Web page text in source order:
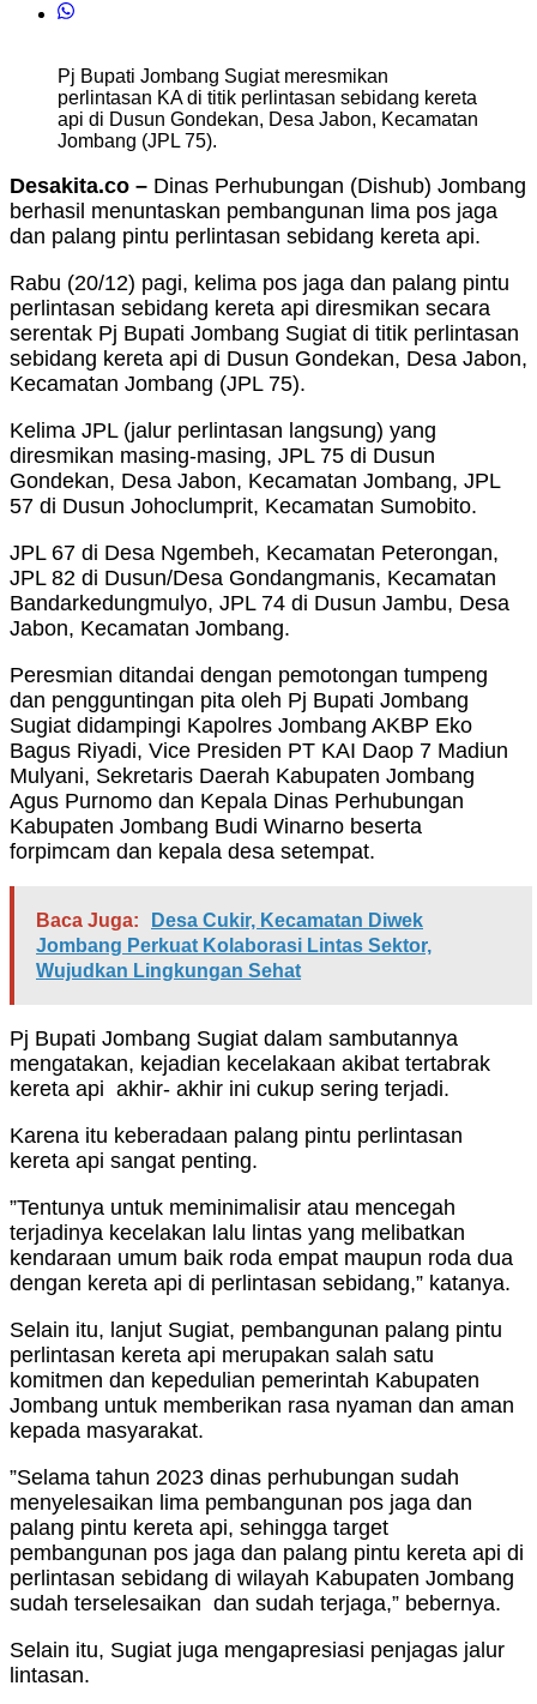
Pj Bupati Jombang Sugiat meresmikan
perlintasan KA di titik perlintasan sebidang kereta
api di Dusun Gondekan, Desa Jabon, Kecamatan
Jombang (JPL 75).
Desakita.co – Dinas Perhubungan (Dishub) Jombang
berhasil menuntaskan pembangunan lima pos jaga
dan palang pintu perlintasan sebidang kereta api.
Rabu (20/12) pagi, kelima pos jaga dan palang pintu
perlintasan sebidang kereta api diresmikan secara
serentak Pj Bupati Jombang Sugiat di titik perlintasan
sebidang kereta api di Dusun Gondekan, Desa Jabon,
Kecamatan Jombang (JPL 75).
Kelima JPL (jalur perlintasan langsung) yang
diresmikan masing-masing, JPL 75 di Dusun
Gondekan, Desa Jabon, Kecamatan Jombang, JPL
57 di Dusun Johoclumprit, Kecamatan Sumobito.
JPL 67 di Desa Ngembeh, Kecamatan Peterongan,
JPL 82 di Dusun/Desa Gondangmanis, Kecamatan
Bandarkedungmulyo, JPL 74 di Dusun Jambu, Desa
Jabon, Kecamatan Jombang.
Peresmian ditandai dengan pemotongan tumpeng
dan pengguntingan pita oleh Pj Bupati Jombang
Sugiat didampingi Kapolres Jombang AKBP Eko
Bagus Riyadi, Vice Presiden PT KAI Daop 7 Madiun
Mulyani, Sekretaris Daerah Kabupaten Jombang
Agus Purnomo dan Kepala Dinas Perhubungan
Kabupaten Jombang Budi Winarno beserta
forpimcam dan kepala desa setempat.
Baca Juga:
Desa Cukir, Kecamatan Diwek
Jombang Perkuat Kolaborasi Lintas Sektor,
Wujudkan Lingkungan Sehat
Pj Bupati Jombang Sugiat dalam sambutannya
mengatakan, kejadian kecelakaan akibat tertabrak
kereta api akhir- akhir ini cukup sering terjadi.
Karena itu keberadaan palang pintu perlintasan
kereta api sangat penting.
”Tentunya untuk meminimalisir atau mencegah
terjadinya kecelakan lalu lintas yang melibatkan
kendaraan umum baik roda empat maupun roda dua
dengan kereta api di perlintasan sebidang,” katanya.
Selain itu, lanjut Sugiat, pembangunan palang pintu
perlintasan kereta api merupakan salah satu
komitmen dan kepedulian pemerintah Kabupaten
Jombang untuk memberikan rasa nyaman dan aman
kepada masyarakat.
”Selama tahun 2023 dinas perhubungan sudah
menyelesaikan lima pembangunan pos jaga dan
palang pintu kereta api, sehingga target
pembangunan pos jaga dan palang pintu kereta api di
perlintasan sebidang di wilayah Kabupaten Jombang
sudah terselesaikan dan sudah terjaga,” bebernya.
Selain itu, Sugiat juga mengapresiasi penjagas jalur
lintasan.